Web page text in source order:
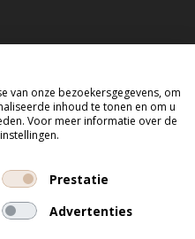
van onze bezoekersgegevens, om
inhoud te tonen en om u
Voor meer informatie over de
Prestatie
Advertenties